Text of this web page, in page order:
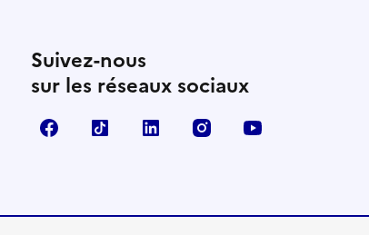
Suivez-nous
sur les réseaux sociaux
FacebookTikTok Linkedin Instagram